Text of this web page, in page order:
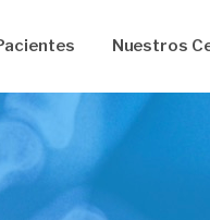
Nuestros
Nutrición